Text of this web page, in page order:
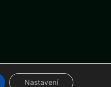
Nastavení